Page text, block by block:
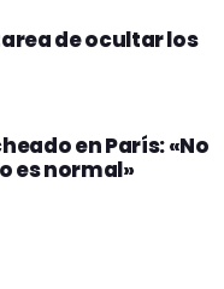
de ocultar los
en París: «No
es normal»